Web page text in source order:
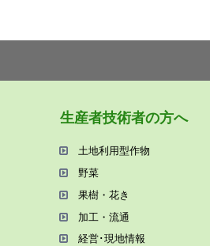
⽣産者技術者の⽅へ
⼟地利⽤型作物
野菜
果樹・花き
加⼯・流通
経営･現地情報